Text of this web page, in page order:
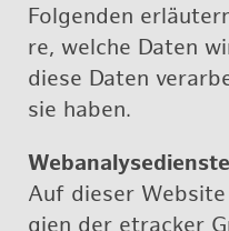
Fol­gen­den
re, wel­che Daten
diese Daten
sie haben.
Auf die­ser
gi­en der etra­cker